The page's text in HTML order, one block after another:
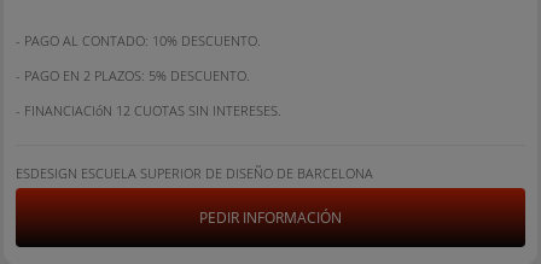
- PAGO AL CONTADO: 10% DESCUENTO.
- PAGO EN 2 PLAZOS: 5% DESCUENTO.
- FINANCIACIóN 12 CUOTAS SIN INTERESES.
ESDESIGN ESCUELA SUPERIOR DE DISEÑO DE BARCELONA
PEDIR INFORMACIÓN